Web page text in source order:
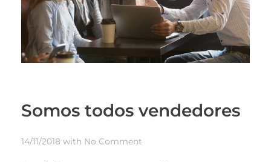
Somos todos vendedores
14/11/2018 with No Comment